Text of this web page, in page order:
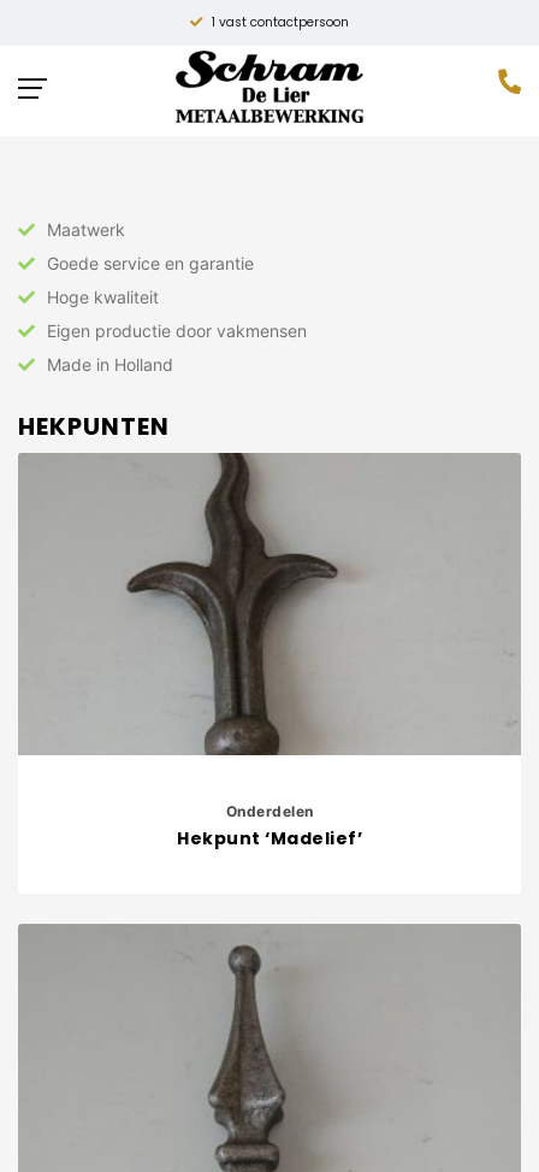
1 vast contactpersoon
» Onderdelen » Hekpunten
Maatwerk
Goede service en garantie
Hoge kwaliteit
Eigen productie door vakmensen
Made in Holland
HEKPUNTEN
Onderdelen
Hekpunt ‘Madelief’